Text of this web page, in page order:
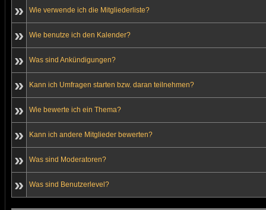
» Wie verwende ich die Mitgliederliste?
» Wie benutze ich den Kalender?
» Was sind Ankündigungen?
» Kann ich Umfragen starten bzw. daran teilnehmen?
» Wie bewerte ich ein Thema?
» Kann ich andere Mitglieder bewerten?
» Was sind Moderatoren?
» Was sind Benutzerlevel?